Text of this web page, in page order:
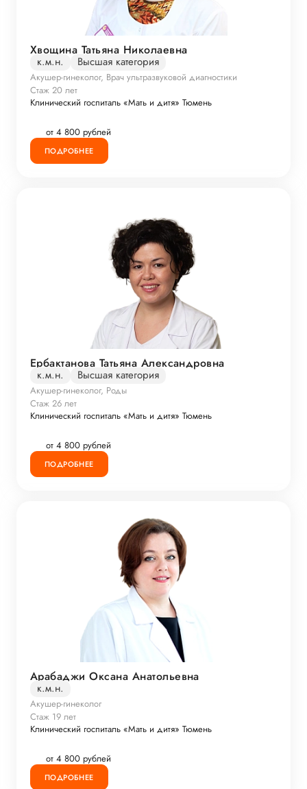
Хвощина Татьяна Николаевна
к.м.н. Высшая категория
Акушер-гинеколог, Врач ультразвуковой диагностики
Стаж 20 лет
Клинический госпиталь «Мать и дитя» Тюмень
от 4 800 рублей
ПОДРОБНЕЕ
Ербактанова Татьяна Александровна
к.м.н. Высшая категория
Акушер-гинеколог, Роды
Стаж 26 лет
Клинический госпиталь «Мать и дитя» Тюмень
от 4 800 рублей
ПОДРОБНЕЕ
Арабаджи Оксана Анатольевна
к.м.н.
Акушер-гинеколог
Стаж 19 лет
Клинический госпиталь «Мать и дитя» Тюмень
от 4 800 рублей
ПОДРОБНЕЕ